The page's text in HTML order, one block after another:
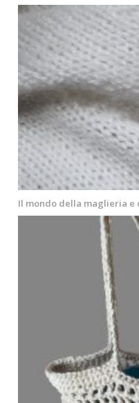
Il mondo della maglieria e